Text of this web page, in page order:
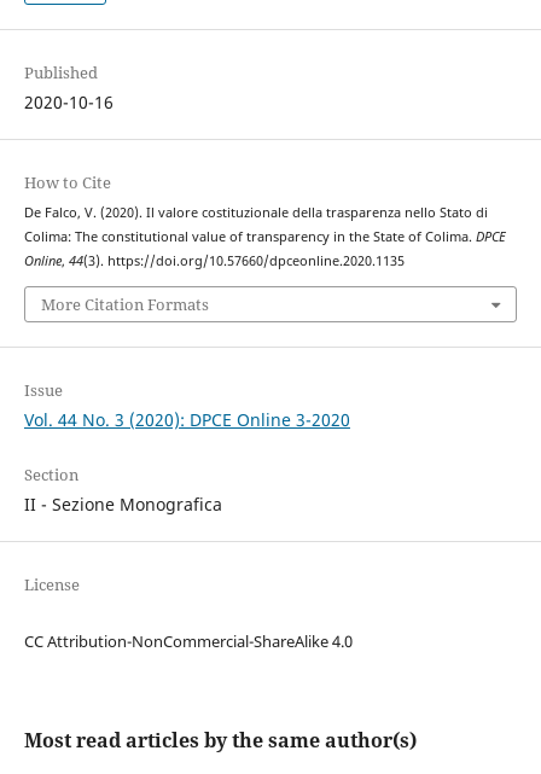
Published
2020-10-16
How to Cite
De Falco, V. (2020). Il valore costituzionale della trasparenza nello Stato di
Colima: The constitutional value of transparency in the State of Colima. DPCE
Online, 44(3). https://doi.org/10.57660/dpceonline.2020.1135
More Citation Formats
Issue
Vol. 44 No. 3 (2020): DPCE Online 3-2020
Section
II - Sezione Monografica
License
CC Attribution-NonCommercial-ShareAlike 4.0
Most read articles by the same author(s)